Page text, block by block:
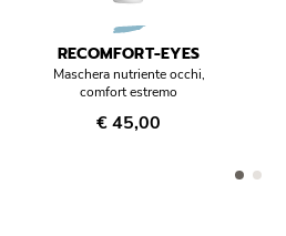
RECOMFORT-EYES
Maschera nutriente occhi,
comfort estremo
€ 45,00